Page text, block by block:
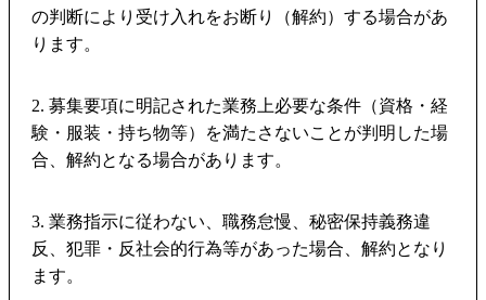
の判断により受け入れをお断り（解約）する場合があ
ります。
2. 募集要項に明記された業務上必要な条件（資格・経
験・服装・持ち物等）を満たさないことが判明した場
合、解約となる場合があります。
3. 業務指示に従わない、職務怠慢、秘密保持義務違
反、犯罪・反社会的行為等があった場合、解約となり
ます。